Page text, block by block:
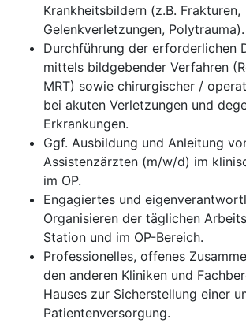
Krankheitsbildern (z.B. Frakturen,
Gelenkverletzungen, Polytrauma).
Durchführung der erforderlichen
mittels bildgebender Verfahren
MRT) sowie chirurgischer /
bei akuten Verletzungen und
Erkrankungen.
Ggf. Ausbildung und Anleitung
Assistenzärzten (m/w/d) im
im OP.
Engagiertes und
Organisieren der täglichen
Station und im OP-Bereich.
Professionelles, offenes
den anderen Kliniken und
Hauses zur Sicherstellung einer
Patientenversorgung.